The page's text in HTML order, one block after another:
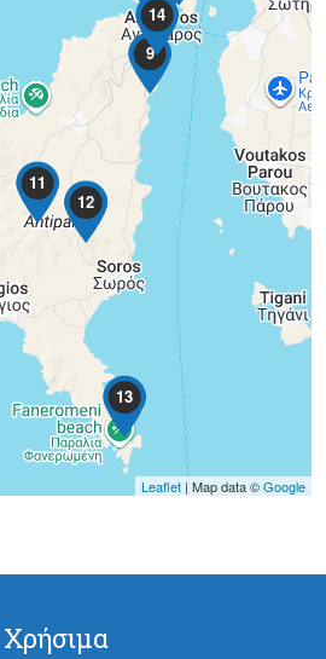
3
9
11
12
13
14
Leaflet | Map data ©Google
Χρήσιμα